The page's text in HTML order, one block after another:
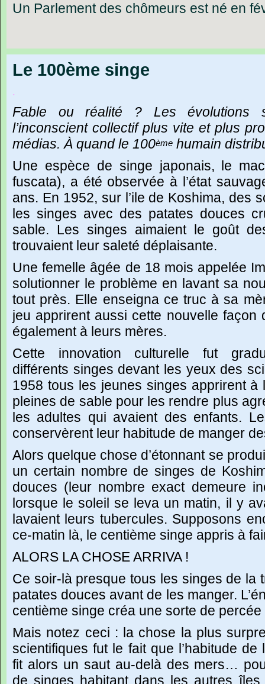
Un Parlement des chômeurs est né en
Le 100ème singe
.
Fable ou réalité ? Les évolutions
l’inconscient collectif plus vite et plus
médias. À quand le 100ème humain
Une espèce de singe japonais, le
fuscata), a été observée à l’état
ans. En 1952, sur l’ile de Koshima, des
les singes avec des patates douces
sable. Les singes aimaient le goût
trouvaient leur saleté déplaisante.
Une femelle âgée de 18 mois appelée
solutionner le problème en lavant sa
tout près. Elle enseigna ce truc à sa
jeu apprirent aussi cette nouvelle façon
également à leurs mères.
Cette
innovation culturelle fut
différents singes devant les yeux des
1958 tous les jeunes singes apprirent à
pleines de sable pour les rendre plus
les adultes qui avaient des enfants.
conservèrent leur habitude de manger
Alors quelque chose d’étonnant se
un certain nombre de singes de
douces (leur nombre exact demeure
lorsque le soleil se leva un matin, il y
lavaient leurs tubercules. Supposons
ce-matin là, le centième singe appris à
ALORS LA CHOSEARRIVA !
Ce soir-là presque tous les singes de la
patates douces avant de les manger.
centième singe créa une sorte de percée
Mais notez ceci : la chose la plus
scientifiques fut le fait que l’habitude de
fit alors un saut au-delà des mers…
de singes habitant dans les autres îles